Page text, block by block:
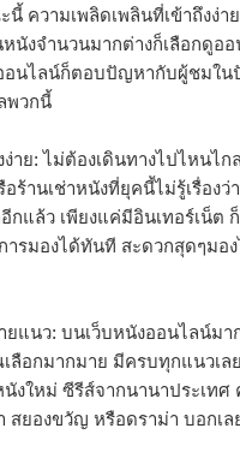
ความเพลิดเพลินที่เข้าถึงง่า
นังจำนวนมากต่างก็เลือกดูอ
อนไลน์ก็ตอบปัญหากับผู้ชมใน
พวกนี้
ง่าย: ไม่ต้องเดินทางไปไหนไก
ร้านเช่าหนังที่ยุคนี้ไม่รู้เรื่องว่
กแล้ว เพียงแค่มีอินเทอร์เน็ต
รมองได้ทันที สะดวกสุดๆมอ
ยแนว: บนเว็บหนังออนไลน์มา
ลือกมากมาย มีครบทุกแนวเล
นังใหม่ ซีรีส์จากนานาประเทศ
สยองขวัญ หรือดราม่า บอกเล